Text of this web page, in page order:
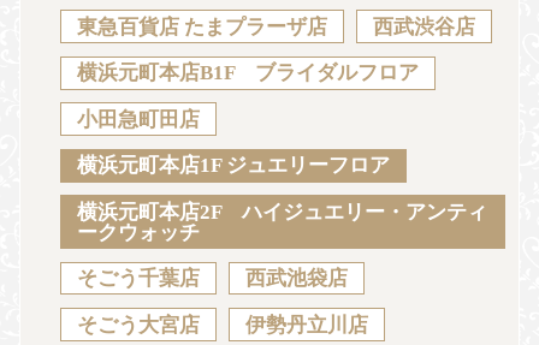
Anniversary
News Blog
Sustainability Voice Catalog
JA EN CH KO
東急百貨店 たまプラーザ店 西武渋谷店
横浜元町本店B1F ブライダルフロア
小田急町田店
横浜元町本店1F ジュエリーフロア
横浜元町本店2F ハイジュエリー・アンティ
ークウォッチ
そごう千葉店 西武池袋店
そごう大宮店 伊勢丹立川店